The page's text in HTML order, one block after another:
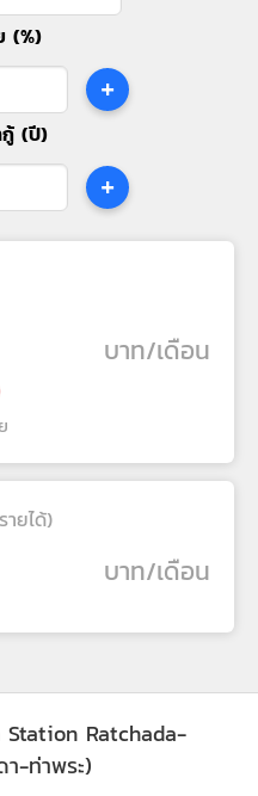
(%)
+
กู้ (ปี)
+
บาท/เดือน
ายได้)
บาท/เดือน
Station Ratchada-
-ท่าพระ)